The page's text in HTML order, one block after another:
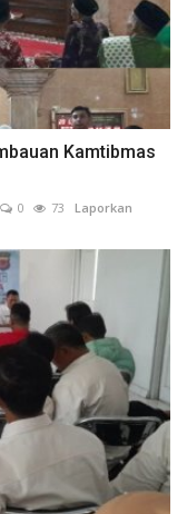
Kamtibmas
0 73 Laporkan